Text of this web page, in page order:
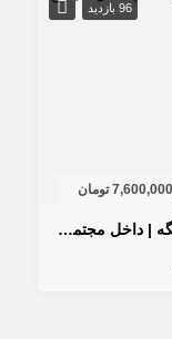
فروش سوله ۱۵۰ متری سنددار در چهاردانگه | داخل مجتمع صنعتی